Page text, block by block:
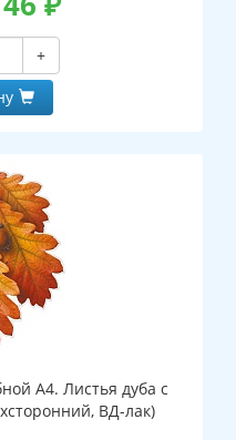
+
А4. Листья дуба с
ВД-лак)